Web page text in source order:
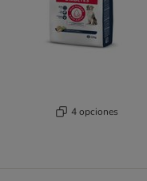
4 opciones